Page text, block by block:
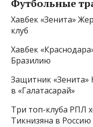
Футбольные
Хавбек «Зенита»
клуб
Хавбек
Бразилию
Защитник
в «Галатасарай»
Три топ-клуба РПЛ
Тикнизяна в Россию